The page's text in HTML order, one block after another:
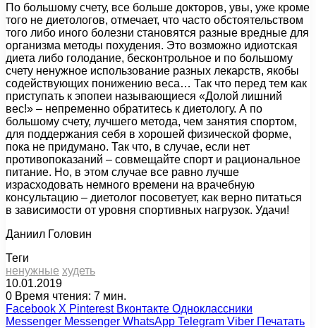
По большому счету, все больше докторов, увы, уже кроме
того не диетологов, отмечает, что часто обстоятельством
того либо иного болезни становятся разные вредные для
организма методы похудения. Это возможно идиотская
диета либо голодание, бесконтрольное и по большому
счету ненужное использование разных лекарств, якобы
содействующих понижению веса… Так что перед тем как
приступать к эпопеи называющиеся «Долой лишний
вес!» – непременно обратитесь к диетологу. А по
большому счету, лучшего метода, чем занятия спортом,
для поддержания себя в хорошей физической форме,
пока не придумано. Так что, в случае, если нет
противопоказаний – совмещайте спорт и рациональное
питание. Но, в этом случае все равно лучше
израсходовать немного времени на врачебную
консультацию – диетолог посоветует, как верно питаться
в зависимости от уровня спортивных нагрузок. Удачи!
Даниил Головин
Теги
ненужные худеть
10.01.2019
0 Время чтения: 7 мин.
Facebook X Pinterest Вконтакте Одноклассники
Messenger Messenger WhatsApp Telegram Viber Печатать